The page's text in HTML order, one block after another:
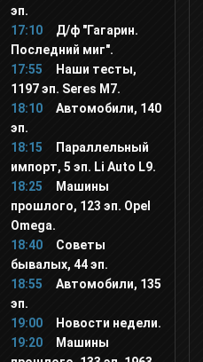
эп.
17:10
Д/ф "Гагарин.
Последний миг".
17:55
Наши тесты,
1197 эп. Seres M7.
18:10
Автомобили, 140
эп.
18:15
Параллельный
импорт, 5 эп. Li Auto L9.
18:25
Машины
прошлого, 123 эп. Opel
Omega.
18:40
Советы
бывалых, 44 эп.
18:55
Автомобили, 135
эп.
19:00
Новости недели.
19:20
Машины